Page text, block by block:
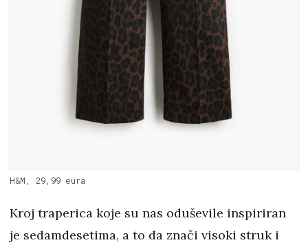
H&M, 29,99 eura
Kroj traperica koje su nas oduševile inspiriran
je sedamdesetima, a to da znači visoki struk i